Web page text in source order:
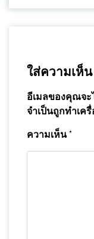
ใส่ความเห็น
อีเมลของคุณจ
จำเป็นถูกทำเค
ความเห็น*